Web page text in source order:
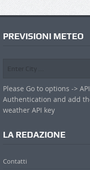
PREVISIONI METEO
Please Go to options ->
Authentication and add
weather API key
LA REDAZIONE
Contatti